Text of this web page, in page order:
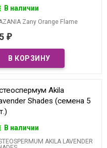
В наличии
Zany Orange Flame
₽
Akila
Shades (семена 5
В наличии
AKILA LAVENDER